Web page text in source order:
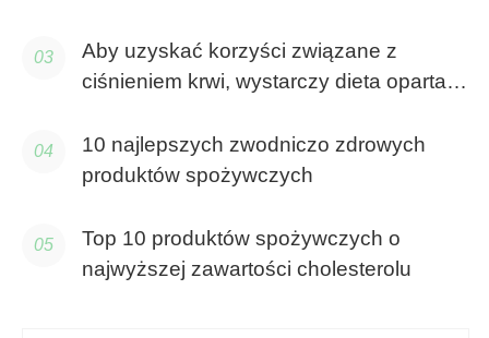
Aby uzyskać korzyści związane z
ciśnieniem krwi, wystarczy dieta oparta
10 najlepszych zwodniczo zdrowych
produktów spożywczych
Top 10 produktów spożywczych o
najwyższej zawartości cholesterolu